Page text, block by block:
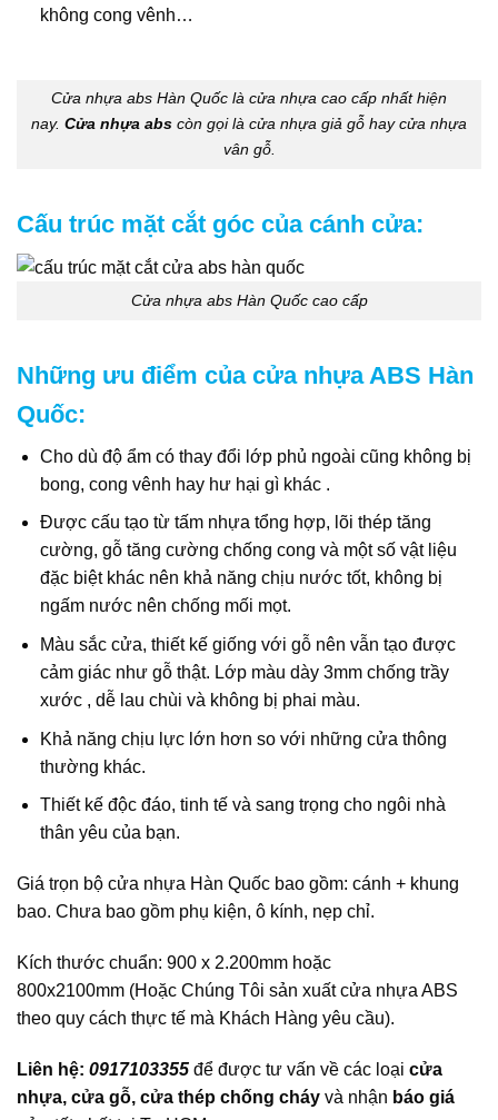
không cong vênh…
Cửa nhựa abs Hàn Quốc là cửa nhựa cao cấp nhất hiện
nay. Cửa nhựa abs còn gọi là cửa nhựa giả gỗ hay cửa nhựa
vân gỗ.
Cấu trúc mặt cắt góc của cánh cửa:
Cửa nhựa abs Hàn Quốc cao cấp
Những ưu điểm của cửa nhựa ABS Hàn
Quốc:
Cho dù độ ẩm có thay đổi lớp phủ ngoài cũng không bị
bong, cong vênh hay hư hại gì khác .
Được cấu tạo từ tấm nhựa tổng hợp, lõi thép tăng
cường, gỗ tăng cường chống cong và một số vật liệu
đặc biệt khác nên khả năng chịu nước tốt, không bị
ngấm nước nên chống mối mọt.
Màu sắc cửa, thiết kế giống với gỗ nên vẫn tạo được
cảm giác như gỗ thật. Lớp màu dày 3mm chống trầy
xước , dễ lau chùi và không bị phai màu.
Khả năng chịu lực lớn hơn so với những cửa thông
thường khác.
Thiết kế độc đáo, tinh tế và sang trọng cho ngôi nhà
thân yêu của bạn.
Giá trọn bộ cửa nhựa Hàn Quốc bao gồm: cánh + khung
bao. Chưa bao gồm phụ kiện, ô kính, nẹp chỉ.
Kích thước chuẩn: 900 x 2.200mm hoặc
800x2100mm (Hoặc Chúng Tôi sản xuất cửa nhựa ABS
theo quy cách thực tế mà Khách Hàng yêu cầu).
Liên hệ: 0917103355 để được tư vấn về các loại cửa
nhựa, cửa gỗ, cửa thép chống cháy và nhận báo giá